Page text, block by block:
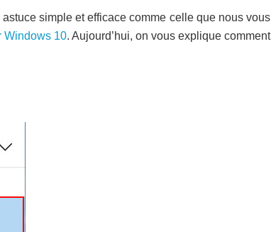
simple et efficace comme celle que nous vous
Windows 10. Aujourd’hui, on vous explique comment